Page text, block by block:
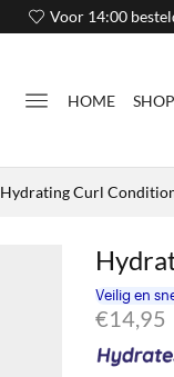
Voor 14:00
HOME SHOP
Hydrating Curl
€14,95